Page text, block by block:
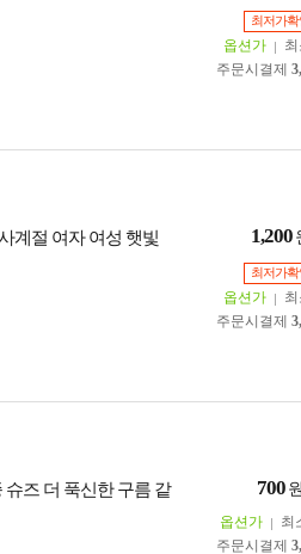
최저가확
옵션가
주문시결제
계절 여자 여성 햇빛
1,200
최저가확
옵션가
주문시결제
즈 더 푹신한 구름 같
700 원
옵션가 최
주문시결제